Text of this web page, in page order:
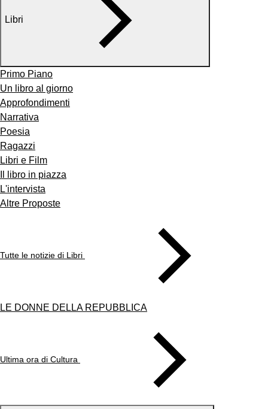
Libri
Primo Piano
Un libro al giorno
Approfondimenti
Narrativa
Poesia
Ragazzi
Libri e Film
Il libro in piazza
L'intervista
Altre Proposte
Tutte le notizie di Libri
LE DONNE DELLA REPUBBLICA
Ultima ora di Cultura